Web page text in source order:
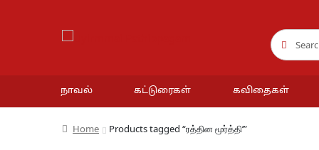
Search
for:
Search
நாவல் கட்டுரைகள் கவிதைகள்
Home Products tagged “ரத்தின மூர்த்தி’”